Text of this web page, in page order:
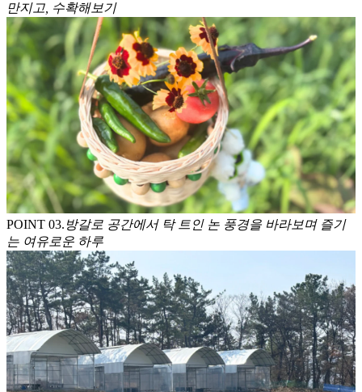
만지고, 수확해보기
POINT 03. 방갈로 공간에서 탁 트인 논 풍경을 바라보며 즐기
는 여유로운 하루